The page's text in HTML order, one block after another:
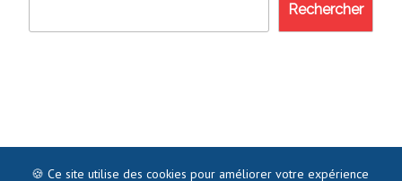
Rechercher
🍪 Ce site utilise des cookies pour améliorer votre expérience